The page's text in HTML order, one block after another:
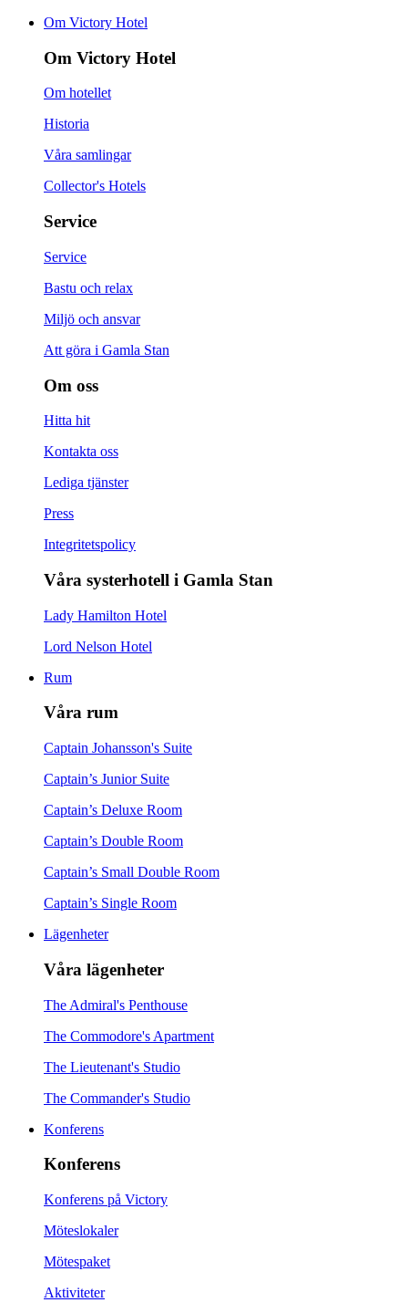
Om Victory Hotel
Om Victory Hotel
Om hotellet
Historia
Våra samlingar
Collector's Hotels
Service
Service
Bastu och relax
Miljö och ansvar
Att göra i Gamla Stan
Om oss
Hitta hit
Kontakta oss
Lediga tjänster
Press
Integritetspolicy
Våra systerhotell i Gamla Stan
Lady Hamilton Hotel
Lord Nelson Hotel
Rum
Våra rum
Captain Johansson's Suite
Captain’s Junior Suite
Captain’s Deluxe Room
Captain’s Double Room
Captain’s Small Double Room
Captain’s Single Room
Lägenheter
Våra lägenheter
The Admiral's Penthouse
The Commodore's Apartment
The Lieutenant's Studio
The Commander's Studio
Konferens
Konferens
Konferens på Victory
Möteslokaler
Mötespaket
Aktiviteter